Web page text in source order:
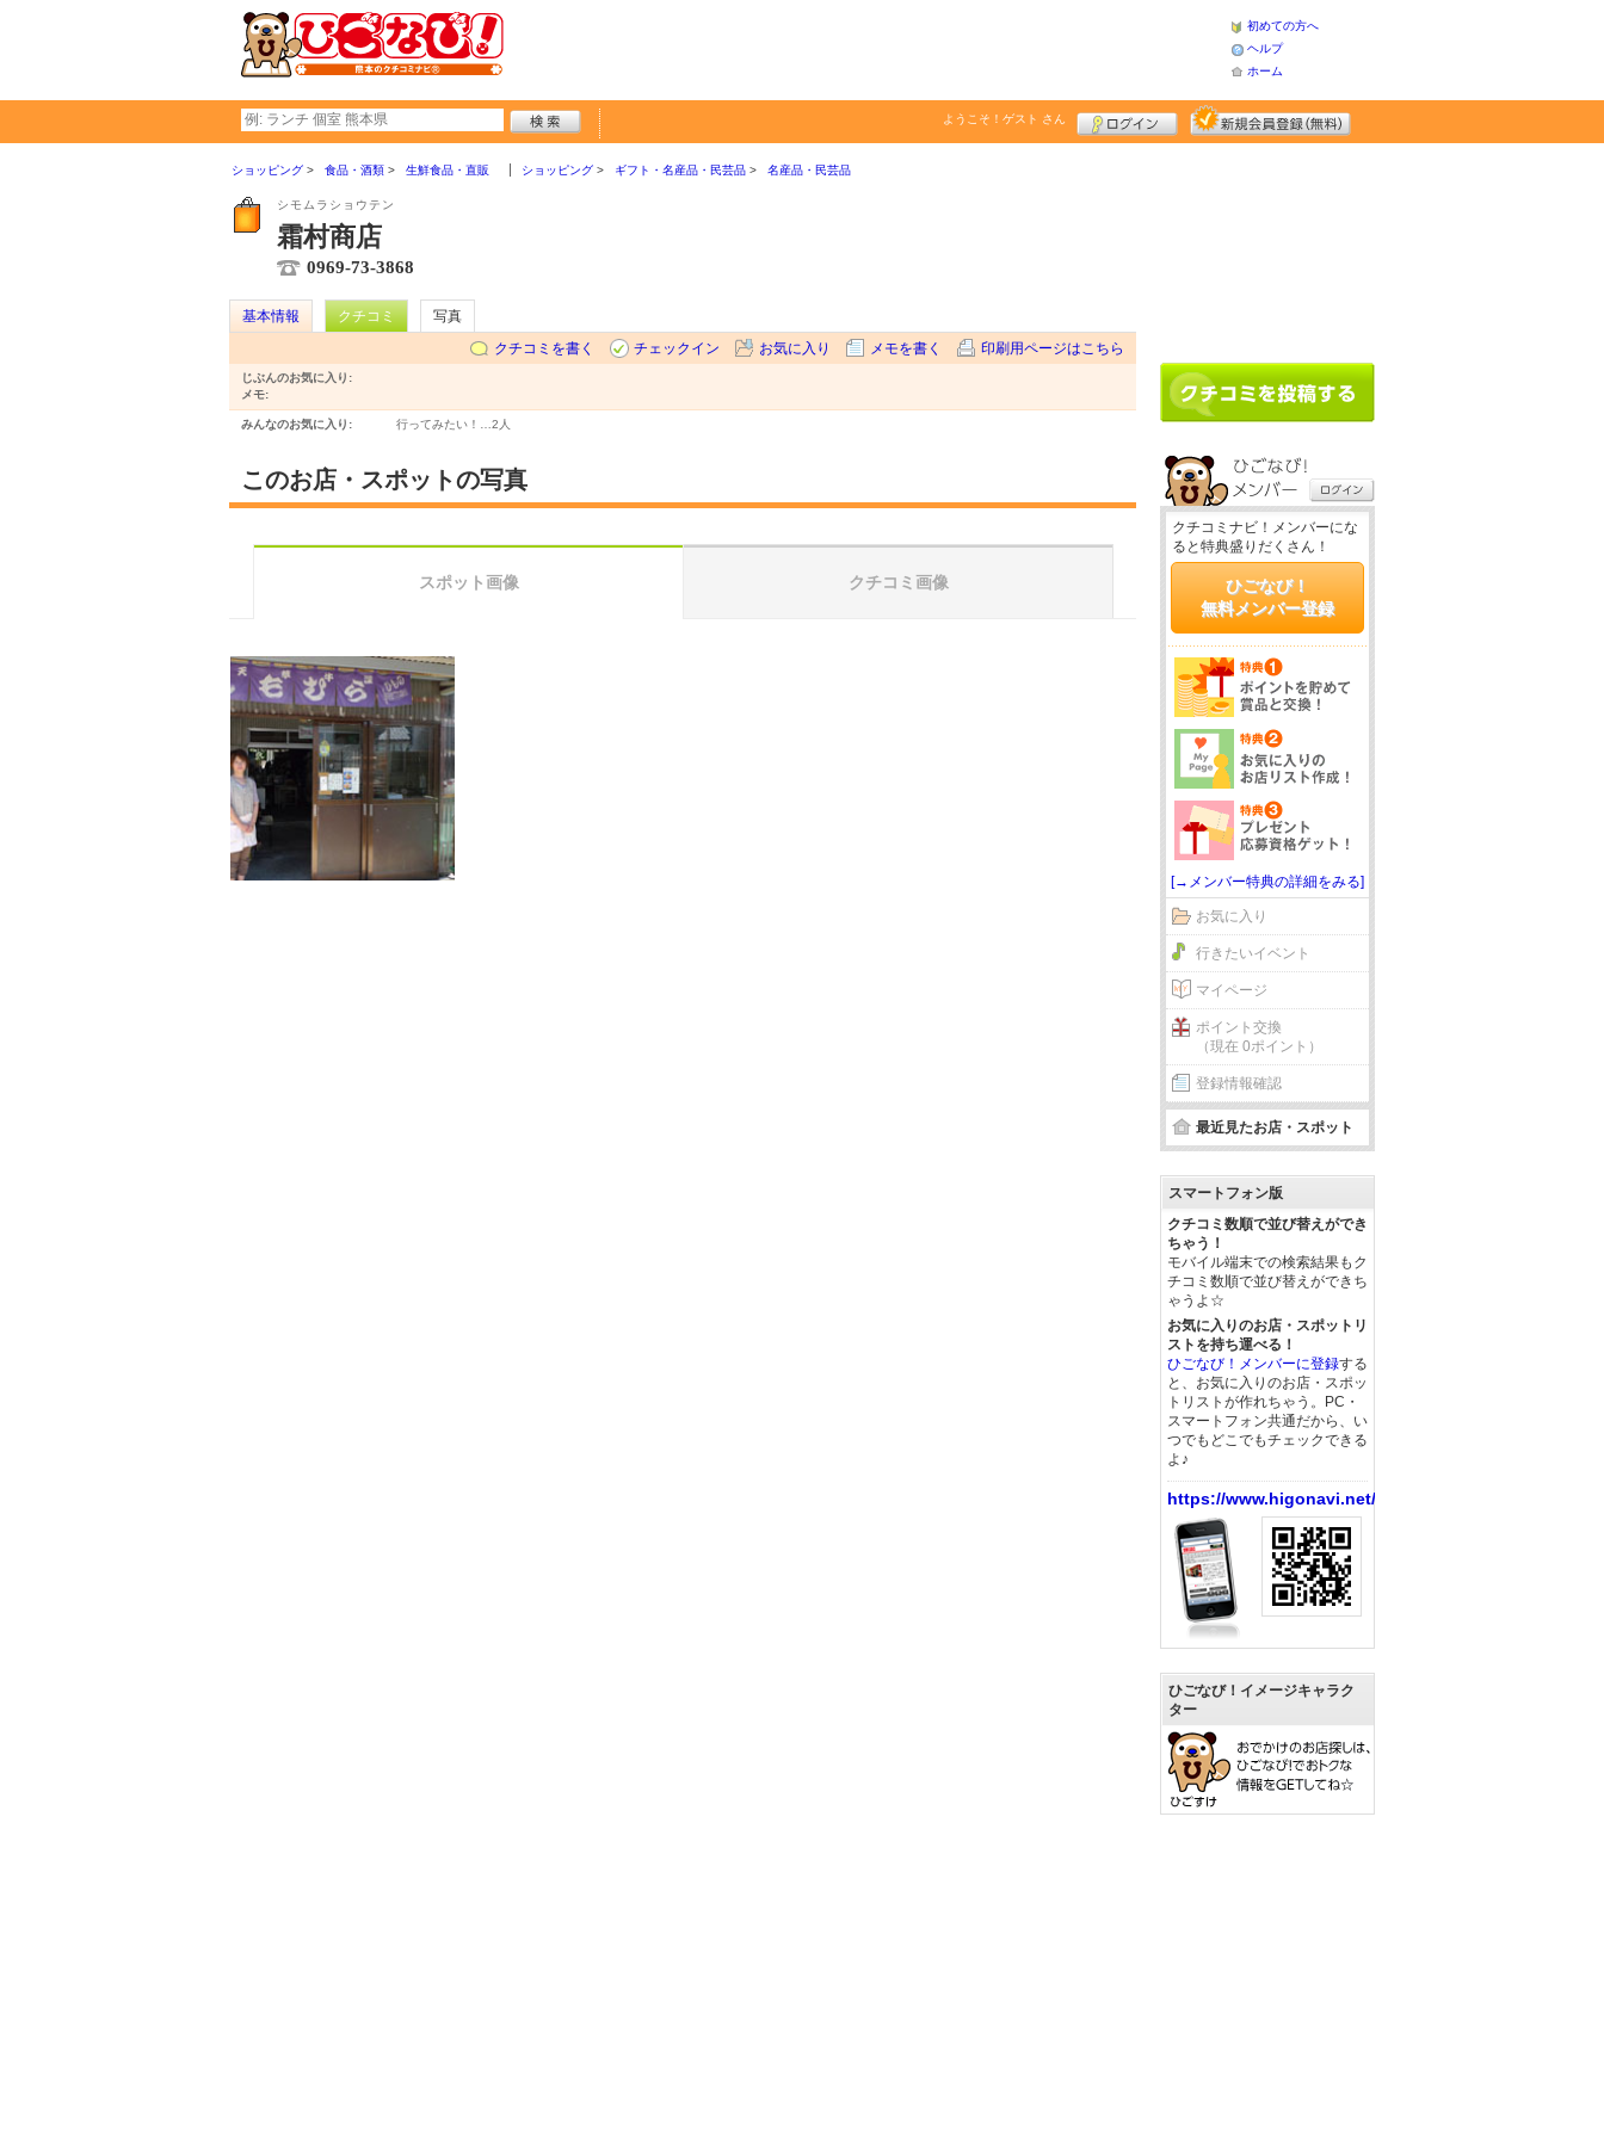
初めての方へ
ヘルプ
ホーム
ようこそ！ ゲスト さん
ショッピング 食品・酒類 生鮮食品・直販 ショッピング ギフト・名産品・民芸品 名産品・民芸品
シモムラショウテン
霜村商店
0969-73-3868
基本情報 クチコミ
写真
クチコミを書く
チェックイン お気に入り メモを書く 印刷用ページはこちら
じぶんのお気に入り:
メモ:
みんなのお気に入り: 行ってみたい！… 2人
このお店・スポットの写真
スポット画像 クチコミ画像
クチコミナビ！メンバーにな
ると特典盛りだくさん！
ひごなび！
無料メンバー登録
[→メンバー特典の詳細をみる]
お気に入り
行きたいイベント
マイページ
ポイント交換
（現在 0ポイント）
登録情報確認
最近見たお店・スポット
スマートフォン版
クチコミ数順で並び替えができ
ちゃう！
モバイル端末での検索結果もク
チコミ数順で並び替えができち
ゃうよ☆
お気に入りのお店・スポットリ
ストを持ち運べる！
ひごなび！メンバーに登録する
と、お気に入りのお店・スポッ
トリストが作れちゃう。PC・
スマートフォン共通だから、い
つでもどこでもチェックできる
よ♪
https://www.higonavi.net/
ひごなび！イメージキャラク
ター